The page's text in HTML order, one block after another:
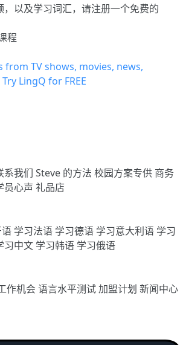
，以及学习词汇，请注册一个免费的
程
系我们 Steve 的方法 校园方案专供 商务
员心声 礼品店
学习法语 学习德语 学习意大利语 学习
习中文 学习韩语 学习俄语
作机会语言水平测试加盟计划 新闻中心